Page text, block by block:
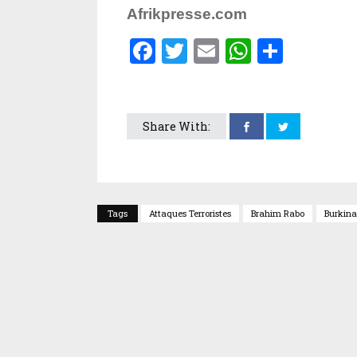
Afrikpresse.com
Facebook
Twitter
Email
Share With:
Tags Attaques Terroristes Brahim Rabo